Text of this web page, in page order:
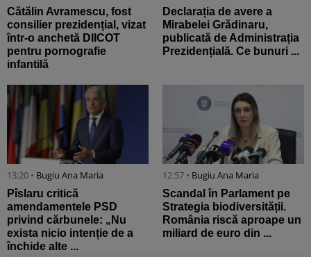
Cătălin Avramescu, fost
consilier prezidențial, vizat
într-o anchetă DIICOT
pentru pornografie
infantilă
Declarația de avere a
Mirabelei Grădinaru,
publicată de Administrația
Prezidențială. Ce bunuri ...
13:20 • Bugiu ⁠Ana Maria
Pîslaru critică
amendamentele PSD
privind cărbunele: „Nu
exista nicio intenție de a
închide alte ...
12:57 • Bugiu ⁠Ana Maria
Scandal în Parlament pe
Strategia biodiversității.
România riscă aproape un
miliard de euro din ...